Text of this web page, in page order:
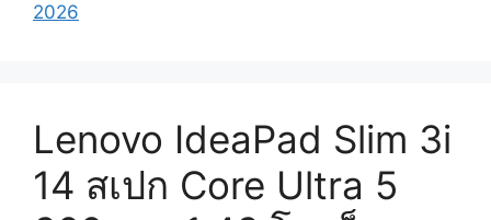
2026
Lenovo IdeaPad Slim 3i
14 สเปก Core Ultra 5